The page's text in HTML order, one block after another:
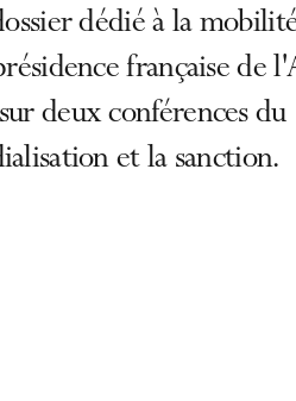
dédié à la
française de
deux conférences du
et la sanction.